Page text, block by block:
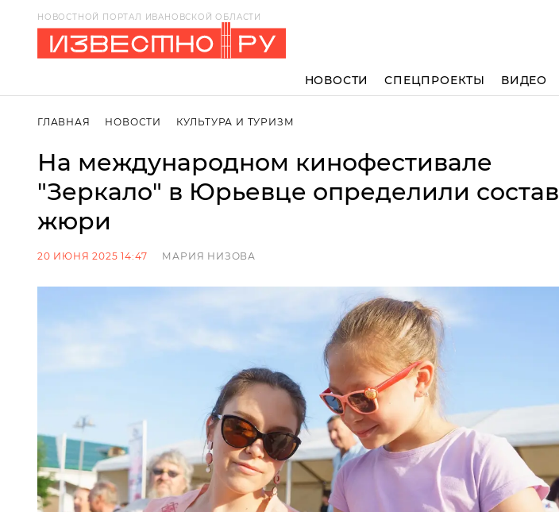
НОВОСТНОЙ ПОРТАЛ ИВАНОВСКОЙ ОБЛАСТИ
НОВОСТИ СПЕЦПРОЕКТЫ ВИДЕО
ГЛАВНАЯ НОВОСТИ КУЛЬТУРА И ТУРИЗМ
На международном кинофестивале
"Зеркало" в Юрьевце определили состав
жюри
20 ИЮНЯ 2025 14:47 МАРИЯ НИЗОВА